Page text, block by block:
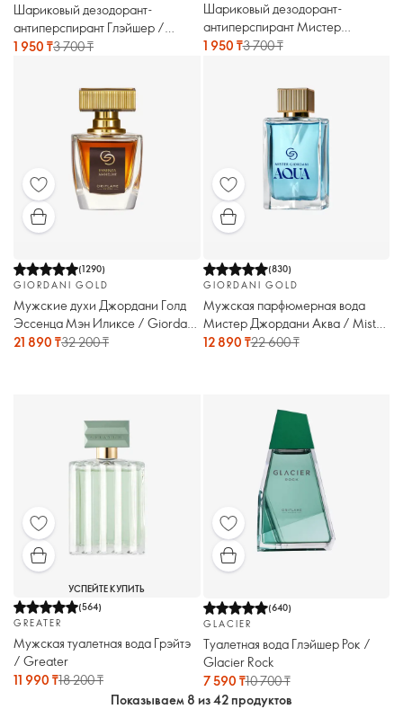
Шариковый дезодорант-
антиперспирант Глэйшер /
Glacier
1 950 ₸3 700 ₸
Шариковый дезодорант-
антиперспирант Мистер
Джордани / Mister Giordani
1 950 ₸3 700 ₸
(1290)
GIORDANI GOLD
Мужские духи Джордани Голд
Эссенца Мэн Иликсе / Giordani
Gold Essenza Man Elixir
21 890 ₸32 200 ₸
(830)
GIORDANI GOLD
Мужская парфюмерная вода
Мистер Джордани Аква / Mister
Giordani Aqua
12 890 ₸22 600 ₸
УСПЕЙТЕ КУПИТЬ
(564)
GREATER
Мужская туалетная вода Грэйтэ
/ Greater
11 990 ₸18 200 ₸
(640)
GLACIER
Туалетная вода Глэйшер Рок /
Glacier Rock
7 590 ₸10 700 ₸
Показываем 8 из 42 продуктов